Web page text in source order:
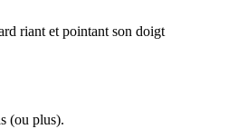
(ou plus).